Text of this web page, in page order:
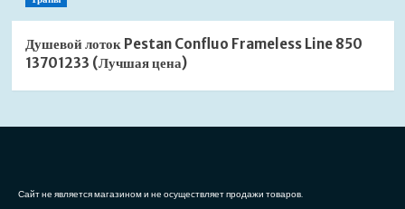
Душевой лоток Pestan Confluo Frameless Line 850
13701233 (Лучшая цена)
Сайт не является магазином и не осуществляет продажи товаров.